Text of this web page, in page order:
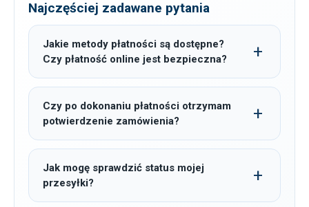
Najczęściej zadawane pytania
Jakie metody płatności są dostępne?
Czy płatność online jest bezpieczna?
Czy po dokonaniu płatności otrzymam
potwierdzenie zamówienia?
Jak mogę sprawdzić status mojej
przesyłki?